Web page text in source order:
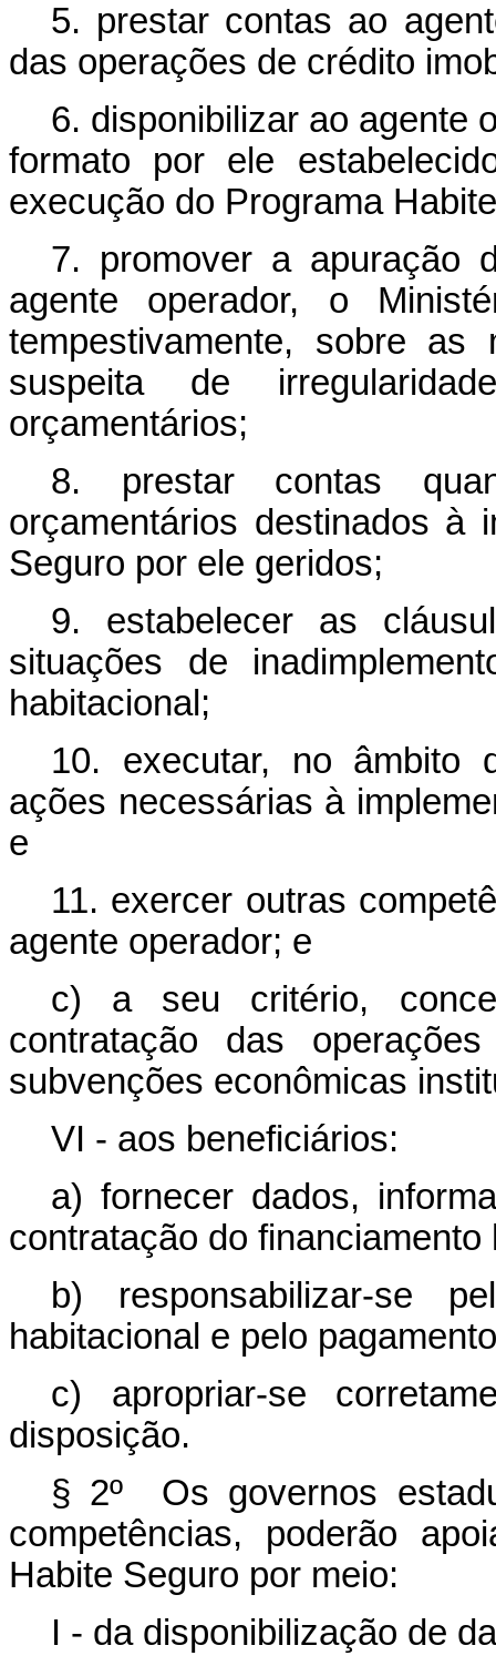
5. prestar contas ao
das operações de crédito
6. disponibilizar ao agente
formato por ele
execução do Programa
7. promover a apuração
agente operador, o
tempestivamente, sobre
suspeita de
orçamentários;
8. prestar contas
orçamentários destinados à
Seguro por ele geridos;
9. estabelecer as
situações de
habitacional;
10. executar, no âmbito
ações necessárias à
e
11. exercer outras
agente operador; e
c) a seu critério,
contratação das
subvenções econômicas
VI - aos beneficiários:
a) fornecer dados,
contratação do financiamento
b) responsabilizar-se
habitacional e pelo
c) apropriar-se
disposição.
§ 2º Os governos
competências, poderão
Habite Seguro por meio:
I - da disponibilização de